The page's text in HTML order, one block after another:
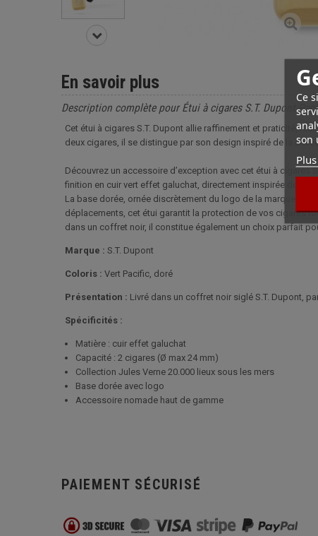
Ce
son
En savoir plus
Description complète pour Étui à cigares S.T. Dupont
Cet étui à cigares S.T. Dupont allie raffinement et praticité,
deux cigares, il se distingue par son design inspiré de la
Découvrez un accessoire d’exception avec cet étui à cigares
finition en cuir vert effet galuchat, directement inspirée de
La base dorée, ornée discrètement du logo de la marque,
déplacements, cet étui garantit la protection de vos cigares
dans un coffret noir, il constitue également un choix parfait
Marque : S.T. Dupont
Coloris : Vert Pacific, doré
Présentation : Livré dans un coffret noir siglé S.T. Dupont,
Spécificités :
Matière : cuir effet galuchat
Capacité : 2 cigares (Ø max 24 mm)
Collection Jules Verne 20.000 lieux sous les mers
Base dorée avec logo
Accessoire nomade haut de gamme
PAIEMENT SÉCURISÉ